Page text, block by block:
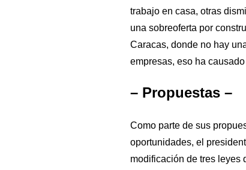
trabajo en casa, otras
una sobreoferta por
Caracas, donde no hay
empresas, eso ha
– Propuestas –
Como parte de sus
oportunidades, el
modificación de tres leyes